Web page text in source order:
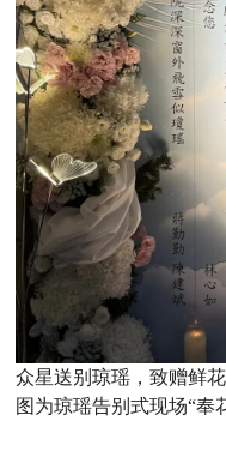
众星送别琼瑶，致赠鲜花
图为琼瑶告别式现场“奉